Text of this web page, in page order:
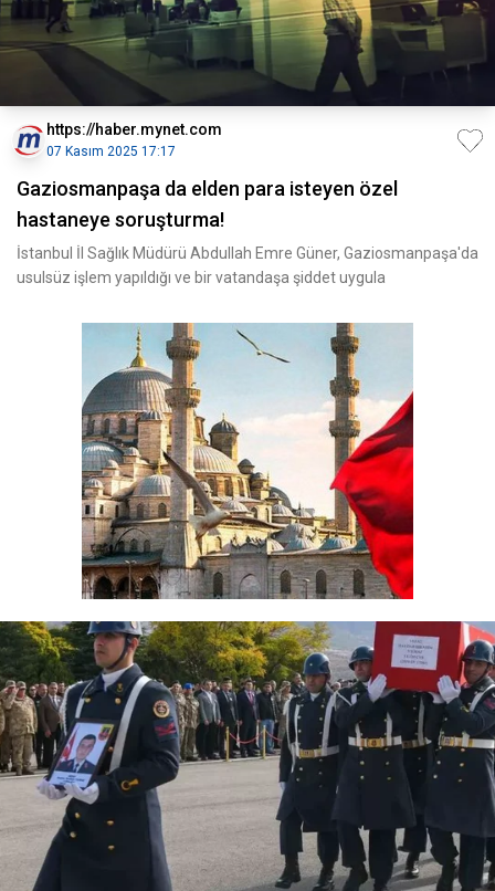
https://haber.mynet.com
07 Kasım 2025 17:17
Gaziosmanpaşa da elden para isteyen özel
hastaneye soruşturma!
İstanbul İl Sağlık Müdürü Abdullah Emre Güner, Gaziosmanpaşa'da
usulsüz işlem yapıldığı ve bir vatandaşa şiddet uygula